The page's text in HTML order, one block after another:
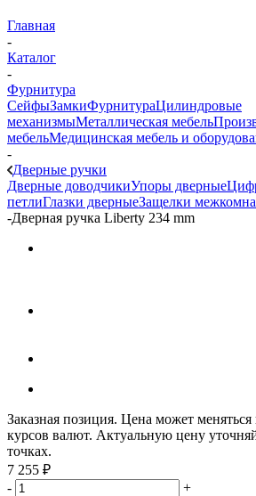
Главная
-
Каталог
-
Фурнитура
СейфыЗамкиФурнитураЦилиндровые
механизмыМеталлическая мебель
мебельМедицинская мебель и
-
Дверные ручки
Дверные доводчикиУпоры дверные
петлиГлазки дверныеЗащелки
-Дверная ручка Liberty 234 mm
Заказная позиция. Цена может
курсов валют. Актуальную цену
точках.
7 255 ₽
-
+